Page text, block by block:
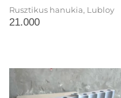
Rusztikus hanukia, Lubloy
21.000